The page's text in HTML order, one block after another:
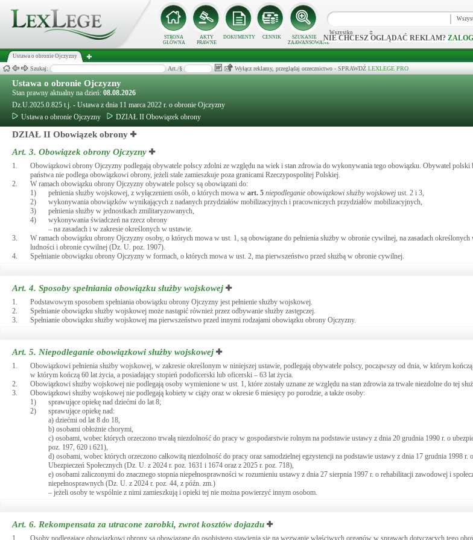
STRONA
GŁÓWNA
AKTY
PRAWNE
DOKUMENTY CENNIK
SZUKANIE
ZAAWANSOWANE
Wszystko
NIE CHCESZ OGLĄDAĆ REKLAM?
Ustawa o obronie Ojczyzny
Szukaj: Art./§ Wyłącz reklamy, przeglądaj orzecznictwo - SPRAWDŹ LEXLEGE PRO
Ustawa o obronie Ojczyzny
Stan prawny aktualny na dzień: 08.08.2026
Dz.U.2025.0.825 t.j. - Ustawa z dnia 11 marca 2022 r. o obronie Ojczyzny
Ustawa o obronie Ojczyzny
DZIAŁ II Obowiązek obrony
DZIAŁ II Obowiązek obrony
Art. 3. Obowiązek obrony Ojczyzny
1.
Obowiązkowi obrony Ojczyzny podlegają obywatele polscy zdolni ze względu na wiek i stan zdrowia do wykonywania tego obowiązku. Obywatel polski
państwa nie podlega obowiązkowi obrony, jeżeli stale zamieszkuje poza granicami Rzeczypospolitej Polskiej.
2.
W ramach obowiązku obrony Ojczyzny obywatele polscy są obowiązani do:
1)
pełnienia służby wojskowej, z wyłączeniem osób, o których mowa w art. 5 niepodleganie obowiązkowi służby wojskowej ust. 2 i 3,
2)
wykonywania obowiązków wynikających z nadanych przydziałów mobilizacyjnych i pracowniczych przydziałów mobilizacyjnych,
3)
pełnienia służby w jednostkach zmilitaryzowanych,
4)
wykonywania świadczeń na rzecz obrony
– na zasadach i w zakresie określonych w ustawie.
3.
W ramach obowiązku obrony Ojczyzny osoby, o których mowa w ust. 1, są obowiązane do pełnienia służby w obronie cywilnej, na zasadach
ludności i obronie cywilnej (Dz. U. poz. 1907).
4.
Spełnianie obowiązku obrony Ojczyzny w formach, o których mowa w ust. 2, ma pierwszeństwo przed służbą w obronie cywilnej.
Art. 4. Sposoby spełniania obowiązku służby wojskowej
1.
Podstawowym sposobem spełniania obowiązku obrony Ojczyzny jest pełnienie służby wojskowej.
2.
Spełnianie obowiązku służby wojskowej może nastąpić również przez odbywanie służby zastępczej.
3.
Spełnianie obowiązku służby wojskowej ma pierwszeństwo przed innymi rodzajami obowiązku obrony Ojczyzny.
Art. 5. Niepodleganie obowiązkowi służby wojskowej
1.
Obowiązkowi pełnienia służby wojskowej, w zakresie określonym w niniejszej ustawie, podlegają obywatele polscy, począwszy od dnia, w którym
w którym kończą 60 lat życia, a posiadający stopień podoficerski lub oficerski – 63 lat życia.
2.
Obowiązkowi służby wojskowej nie podlegają osoby wymienione w ust. 1, które zostały uznane ze względu na stan zdrowia za trwale niezdolne do tej
3.
Obowiązkowi służby wojskowej nie podlegają kobiety w ciąży oraz w okresie 6 miesięcy po porodzie, a także osoby:
1)
sprawujące opiekę nad dziećmi do lat 8;
2)
sprawujące opiekę nad:
a) dziećmi od lat 8 do 18,
b) osobami obłożnie chorymi,
c) osobami, wobec których orzeczono trwałą niezdolność do pracy w gospodarstwie rolnym na podstawie ustawy z dnia 20 grudnia 1990 r. o
poz. 197, 620 i 621),
d) osobami, wobec których orzeczono całkowitą niezdolność do pracy oraz samodzielnej egzystencji na podstawie ustawy z dnia 17 grudnia 1998 r.
Ubezpieczeń Społecznych (Dz. U. z 2024 r. poz. 1631 i 1674 oraz z 2025 r. poz. 718),
e) osobami zaliczonymi do znacznego stopnia niepełnosprawności w rozumieniu ustawy z dnia 27 sierpnia 1997 r. o rehabilitacji zawodowej i
niepełnosprawnych (Dz. U. z 2024 r. poz. 44, z późn. zm.)
– jeżeli osoby te wspólnie z nimi zamieszkują i opieki tej nie można powierzyć innym osobom.
Art. 6. Rekompensata za utracone zarobki, zwrot kosztów dojazdu
1. Osoby podlegające obowiązkowi obrony są obowiązane do osobistego stawienia się na wezwanie właściwych organów w sprawach dotyczących tego